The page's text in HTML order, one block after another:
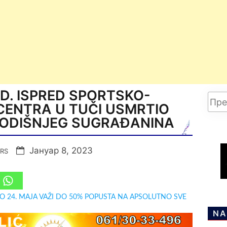
ISPRED SPORTSKO-
U TUČI USMRTIO
SUGRAĐANINA
Јануар 8, 2023
24. MAJA VAŽI DO 50% POPUSTA NA APSOLUTNO SVE